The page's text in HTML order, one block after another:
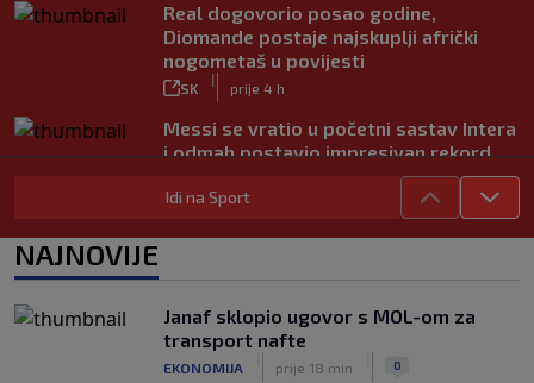
Real dogovorio posao godine,
Diomande postaje najskuplji afrički
nogometaš u povijesti
SK
|
prije 4 h
Messi se vratio u početni sastav Intera
i odmah postavio impresivan rekord
Novo Dinamovo pojačanje ubrzo
potpisuje, prvo će igrati u Lekinoj
Idi na Sport
NAJNOVIJE
Janaf sklopio ugovor s MOL-om za
transport nafte
EKONOMIJA prije 18 min 0